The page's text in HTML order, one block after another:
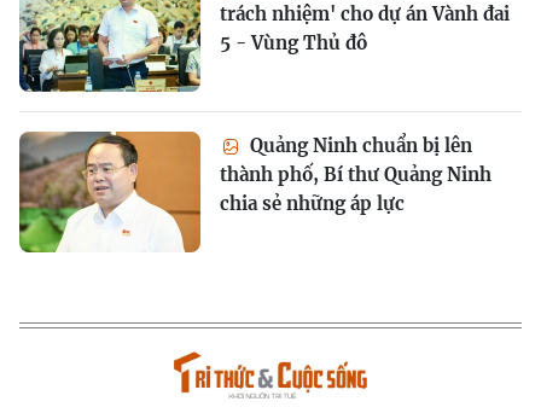
trách nhiệm' cho dự án Vành đai
5 - Vùng Thủ đô
Quảng Ninh chuẩn bị lên
thành phố, Bí thư Quảng Ninh
chia sẻ những áp lực